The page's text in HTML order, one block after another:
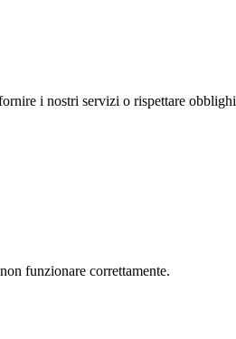
i nostri servizi o rispettare
funzionare correttamente.